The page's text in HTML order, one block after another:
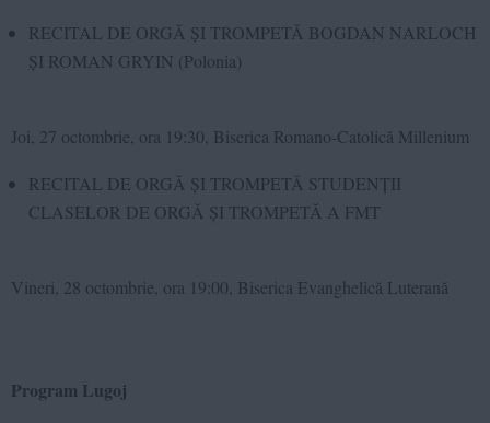
RECITAL DE ORGĂ ȘI TROMPETĂ BOGDAN NARLOCH
ȘI ROMAN GRYIN (Polonia)
Joi, 27 octombrie, ora 19:30, Biserica Romano-Catolică Millenium
RECITAL DE ORGĂ ȘI TROMPETĂ STUDENȚII
CLASELOR DE ORGĂ ȘI TROMPETĂ A FMT
Vineri, 28 octombrie, ora 19:00, Biserica Evanghelică Luterană
Program Lugoj